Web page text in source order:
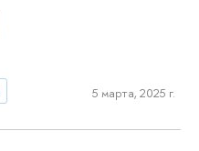
5 марта, 2025 г.